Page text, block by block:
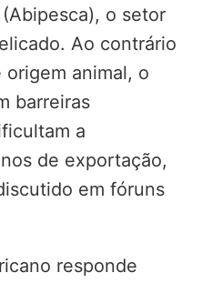
o setor
Ao contrário
animal, o
barreiras
a
de exportação,
em fóruns
responde